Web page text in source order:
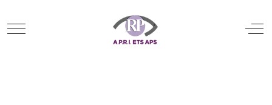
Mobile Menu Toggle Off-